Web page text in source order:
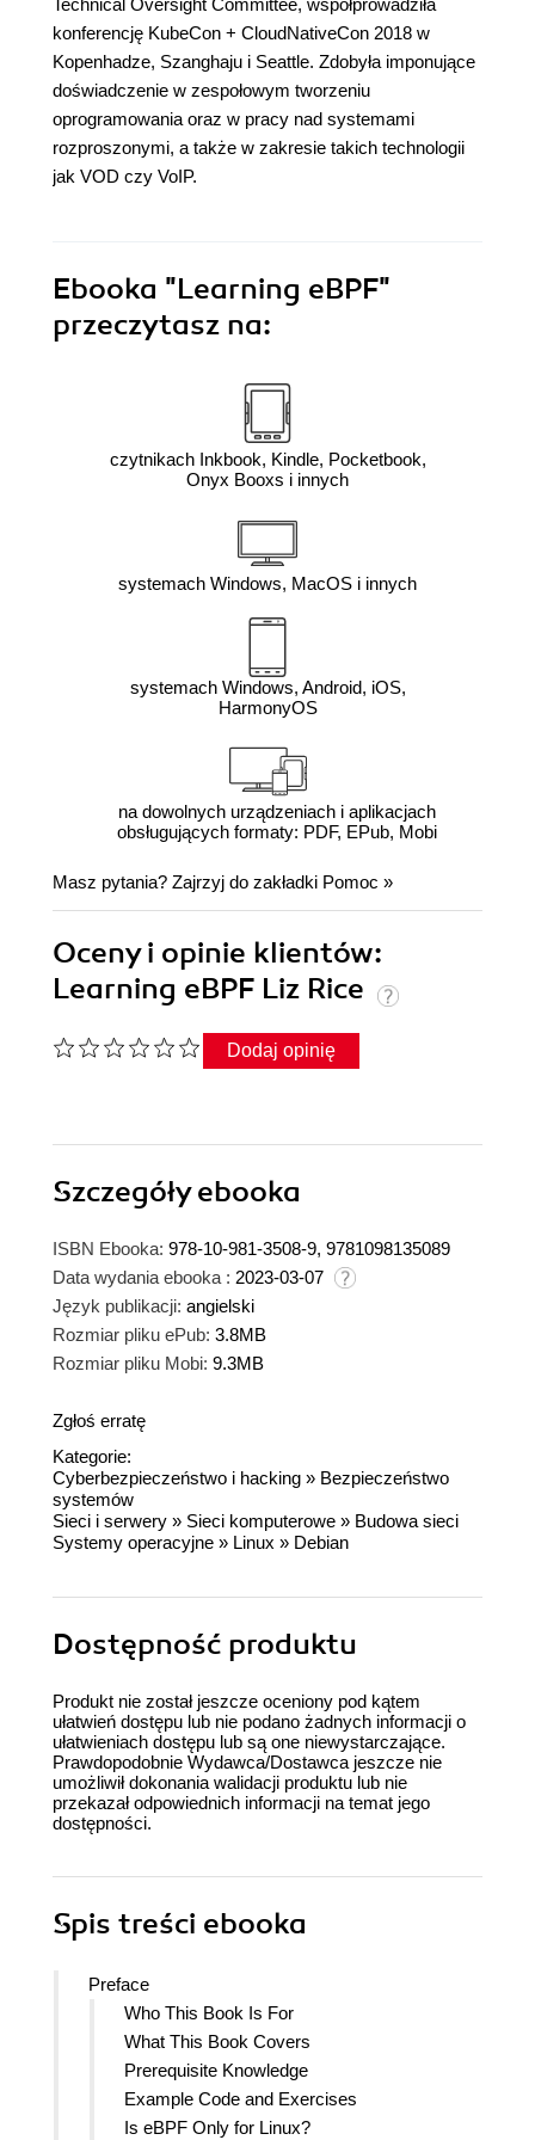
Technical Oversight Committee, współprowadziła
konferencję KubeCon + CloudNativeCon 2018 w
Kopenhadze, Szanghaju i Seattle. Zdobyła imponujące
doświadczenie w zespołowym tworzeniu
oprogramowania oraz w pracy nad systemami
rozproszonymi, a także w zakresie takich technologii
jak VOD czy VoIP.
Ebooka "Learning eBPF"
przeczytasz na:
czytnikach Inkbook, Kindle, Pocketbook,
Onyx Booxs i innych
systemach Windows, MacOS i innych
systemach Windows, Android, iOS,
HarmonyOS
na dowolnych urządzeniach i aplikacjach
obsługujących formaty: PDF, EPub, Mobi
Masz pytania? Zajrzyj do zakładki Pomoc »
Oceny i opinie klientów:
Learning eBPF Liz Rice
Dodaj opinię
Szczegółyebooka
ISBN Ebooka: 978-10-981-3508-9, 9781098135089
Data wydania ebooka : 2023-03-07
Język publikacji: angielski
Rozmiar pliku ePub: 3.8MB
Rozmiar pliku Mobi: 9.3MB
Zgłoś erratę
Kategorie:
Cyberbezpieczeństwo i hacking » Bezpieczeństwo
systemów
Sieci i serwery » Sieci komputerowe » Budowa sieci
Systemy operacyjne » Linux » Debian
Dostępność produktu
Produkt nie został jeszcze oceniony pod kątem
ułatwień dostępu lub nie podano żadnych informacji o
ułatwieniach dostępu lub są one niewystarczające.
Prawdopodobnie Wydawca/Dostawca jeszcze nie
umożliwił dokonania walidacji produktu lub nie
przekazał odpowiednich informacji na temat jego
dostępności.
Spis treści ebooka
Preface
Who This Book Is For
What This Book Covers
Prerequisite Knowledge
Example Code and Exercises
Is eBPF Only for Linux?